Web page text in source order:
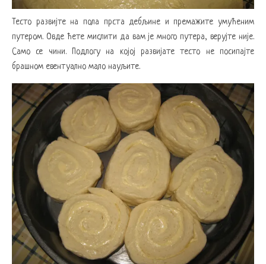
Тесто развијте на пола прста дебљине и премажите умућеним
путером. Овде ћете мислити да вам је много путера, верујте није.
Само се чини. Подлогу на којој развијате тесто не посипајте
брашном евентуално мало науљите.